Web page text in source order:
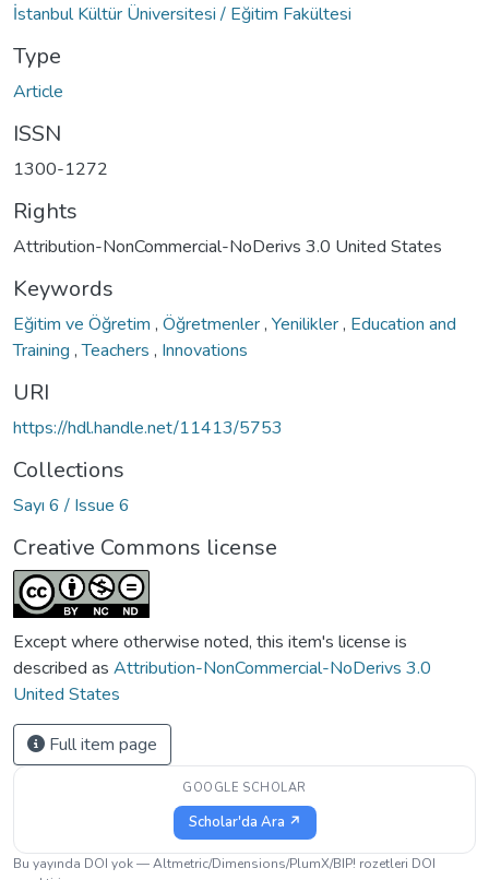
İstanbul Kültür Üniversitesi / Eğitim Fakültesi
Type
Article
ISSN
1300-1272
Rights
Attribution-NonCommercial-NoDerivs 3.0 United States
Keywords
Eğitim ve Öğretim , Öğretmenler, Yenilikler, Education and
Training ,Teachers , Innovations
URI
https://hdl.handle.net/11413/5753
Collections
Sayı 6 / Issue 6
Creative Commons license
Except where otherwise noted, this item's license is
described as Attribution-NonCommercial-NoDerivs 3.0
United States
Full item page
GOOGLE SCHOLAR
Scholar'da Ara ↗
Bu yayında DOI yok — Altmetric/Dimensions/PlumX/BIP! rozetleri DOI